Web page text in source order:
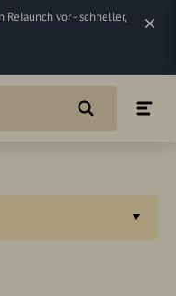
Relaunch vor - schneller,